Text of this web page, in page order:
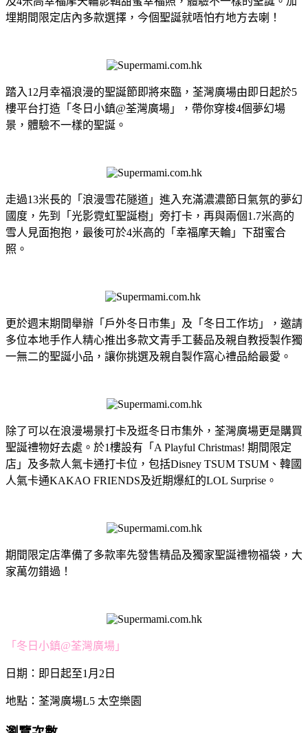
埋期間限定店內多款選擇，今個聖誕就唔怕冇地方去喇！
踏入12月幸福浪漫的聖誕節即將來臨，荃灣廣場由即日起於5
樓平台打造「冬日小鎮@荃灣廣場」，帶你穿梭4個夢幻場
景，體驗不一樣的聖誕。
走過13米長的「浪漫雪花隧道」進入充滿濃濃節日氣氛的夢幻
國度，先到「光影霓虹聖誕樹」旁打卡，再與兩個1.7米高的
雪人見面抱抱，最後可於4米高的「幸福摩天輪」下甜蜜合
照。
更於週末期間舉辦「戶外冬日市集」及「冬日工作坊」，邀請
多位本地手作人精心推出多款文青手工藝品及親自教授製作獨
一無二的聖誕小品，讓你挑選及親自製作窩心禮品給最愛。
除了可以在浪漫場景打卡及逛冬日市集外，荃灣廣場更是購買
聖誕禮物好去處。於1樓設有「A Playful Christmas! 期間限定
店」及多款人氣卡通打卡位，包括Disney TSUM TSUM、韓國
人氣卡通KAKAO FRIENDS及近期爆紅的LOL Surprise。
期間限定店準備了多款率先發售精品及獨家聖誕禮物福袋，大
家萬勿錯過！
「冬日小鎮@荃灣廣場」
日期：即日起至1月2日
地點：荃灣廣場L5 太空樂園